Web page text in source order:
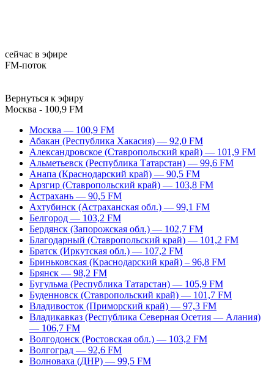
сейчас в эфире
FM-поток
Вернуться к эфиру
Москва - 100,9 FM
Москва — 100,9 FM
Абакан (Республика Хакасия) — 92,0 FM
Александровское (Ставропольский край) — 101,9 FM
Альметьевск (Республика Татарстан) — 99,6 FM
Анапа (Краснодарский край) — 90,5 FM
Арзгир (Ставропольский край) — 103,8 FM
Астрахань — 90,5 FM
Ахтубинск (Астраханская обл.) — 99,1 FM
Белгород — 103,2 FM
Бердянск (Запорожская обл.) — 102,7 FM
Благодарный (Ставропольский край) — 101,2 FM
Братск (Иркутская обл.) — 107,2 FM
Бриньковская (Краснодарский край) – 96,8 FM
Брянск — 98,2 FM
Бугульма (Республика Татарстан) — 105,9 FM
Буденновск (Ставропольский край) — 101,7 FM
Владивосток (Приморский край) — 97,3 FM
Владикавказ (Республика Северная Осетия — Алания)
— 106,7 FM
Волгодонск (Ростовская обл.) — 103,2 FM
Волгоград — 92,6 FM
Волноваха (ДНР) — 99,5 FM